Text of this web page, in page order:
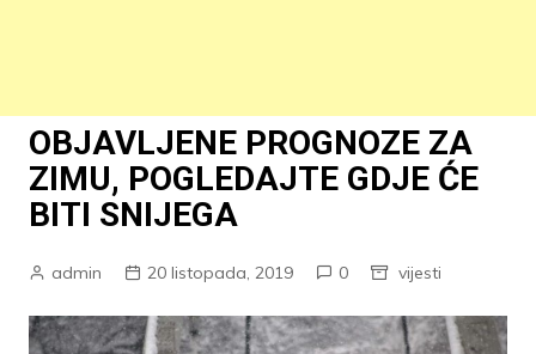
OBJAVLJENE PROGNOZE ZA
ZIMU, POGLEDAJTE GDJE ĆE
BITI SNIJEGA
admin 20 listopada, 2019 0 vijesti